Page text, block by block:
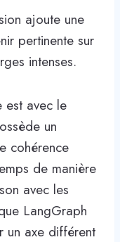
ajoute une
pertinente sur
intenses.
est avec le
un
cohérence
de manière
avec les
LangGraph
un axe différent